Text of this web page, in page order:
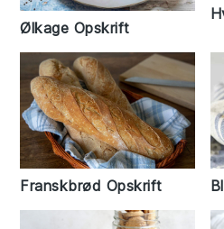
Ølkage Opskrift
Franskbrød Opskrift